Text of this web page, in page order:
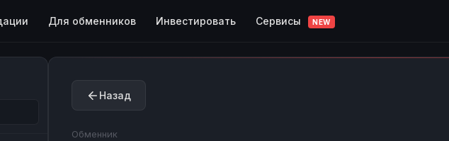
Для обменников Инвестировать Сервисы NEW
Назад
Обменник